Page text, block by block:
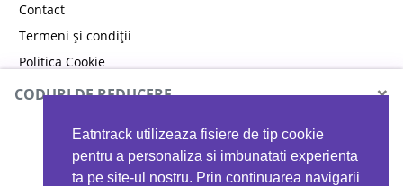
Eatntrack utilizeaza fisiere de tip cookie
pentru a personaliza si imbunatati experienta
ta pe site-ul nostru. Prin continuarea navigarii
Contact
Termeni și condiții
Politica Cookie
Politica de confidențialitate
CODURI DE REDUCERE ×
MYPROTEIN